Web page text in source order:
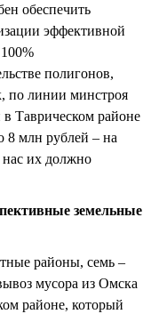
обеспечить
эффективной
полигонов,
по линии минстроя
Таврическом районе
8 млн рублей – на
нас их должно
земельные
районы, семь –
мусора из Омска
районе, который